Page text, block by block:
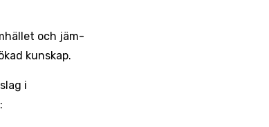
och jäm­
kunskap.
i